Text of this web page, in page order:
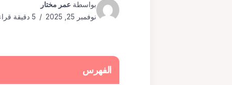
بواسطة عمر مختار
نوفمبر 25, 2025
الفهرس